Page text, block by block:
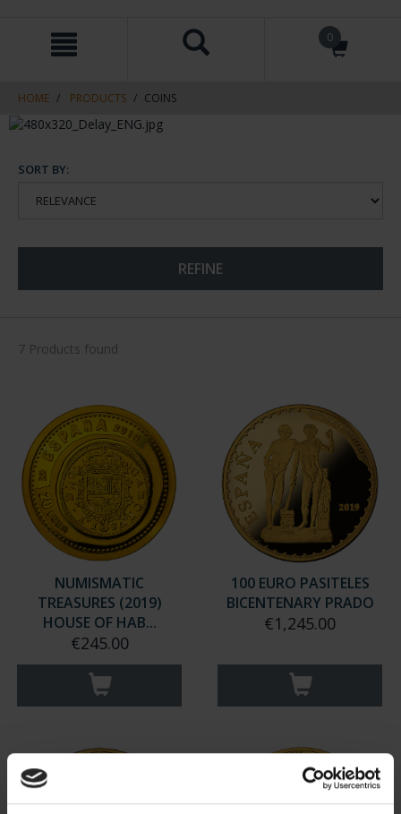
navigation
0
HOME PRODUCTS COINS
SORT BY:
REFINE
7 Products found
NUMISMATIC
TREASURES (2019)
HOUSE OF HAB...
€245.00
100 EURO PASITELES
BICENTENARY PRADO
€1,245.00